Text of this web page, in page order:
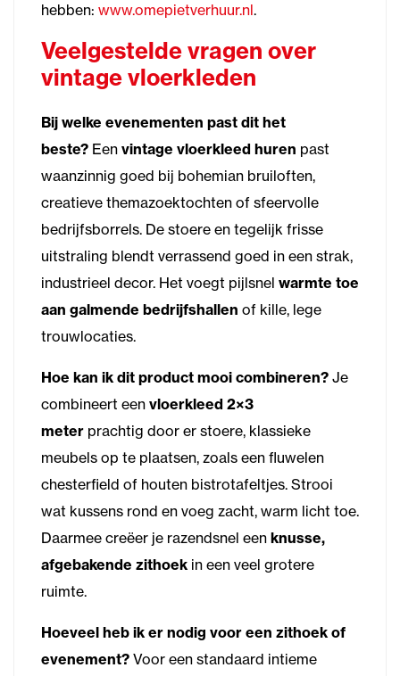
hebben: www.omepietverhuur.nl.
Veelgestelde vragen over
vintage vloerkleden
Bij welke evenementen past dit het
beste? Een vintage vloerkleed huren past
waanzinnig goed bij bohemian bruiloften,
creatieve themazoektochten of sfeervolle
bedrijfsborrels. De stoere en tegelijk frisse
uitstraling blendt verrassend goed in een strak,
industrieel decor. Het voegt pijlsnel warmte toe
aan galmende bedrijfshallen of kille, lege
trouwlocaties.
Hoe kan ik dit product mooi combineren? Je
combineert een vloerkleed 2×3
meter prachtig door er stoere, klassieke
meubels op te plaatsen, zoals een fluwelen
chesterfield of houten bistrotafeltjes. Strooi
wat kussens rond en voeg zacht, warm licht toe.
Daarmee creëer je razendsnel een knusse,
afgebakende zithoek in een veel grotere
ruimte.
Hoeveel heb ik er nodig voor een zithoek of
evenement? Voor een standaard intieme